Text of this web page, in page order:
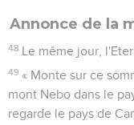
Annonce de la
48 Le même jour,
49 « Monte sur ce
mont Nebo dans le
regarde le pays de